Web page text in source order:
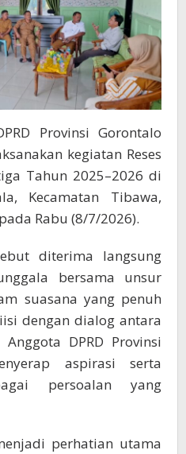
Provinsi Gorontalo
kegiatan Reses
Tahun 2025–2026 di
Kecamatan Tibawa,
Rabu (8/7/2026).
diterima langsung
bersama unsur
suasana yang penuh
dengan dialog antara
DPRD Provinsi
aspirasi serta
persoalan yang
perhatian utama